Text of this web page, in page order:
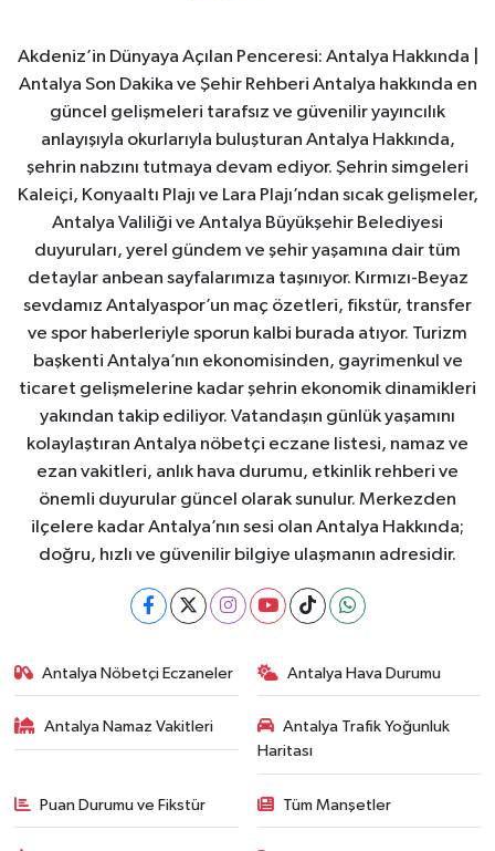
Akdeniz’in Dünyaya Açılan Penceresi: Antalya Hakkında |
Antalya Son Dakika ve Şehir Rehberi Antalya hakkında en
güncel gelişmeleri tarafsız ve güvenilir yayıncılık
anlayışıyla okurlarıyla buluşturan Antalya Hakkında,
şehrin nabzını tutmaya devam ediyor. Şehrin simgeleri
Kaleiçi, Konyaaltı Plajı ve Lara Plajı’ndan sıcak gelişmeler,
Antalya Valiliği ve Antalya Büyükşehir Belediyesi
duyuruları, yerel gündem ve şehir yaşamına dair tüm
detaylar anbean sayfalarımıza taşınıyor. Kırmızı-Beyaz
sevdamız Antalyaspor’un maç özetleri, fikstür, transfer
ve spor haberleriyle sporun kalbi burada atıyor. Turizm
başkenti Antalya’nın ekonomisinden, gayrimenkul ve
ticaret gelişmelerine kadar şehrin ekonomik dinamikleri
yakından takip ediliyor. Vatandaşın günlük yaşamını
kolaylaştıran Antalya nöbetçi eczane listesi, namaz ve
ezan vakitleri, anlık hava durumu, etkinlik rehberi ve
önemli duyurular güncel olarak sunulur. Merkezden
ilçelere kadar Antalya’nın sesi olan Antalya Hakkında;
doğru, hızlı ve güvenilir bilgiye ulaşmanın adresidir.
Antalya Nöbetçi Eczaneler Antalya Hava Durumu
Antalya Namaz Vakitleri
Antalya Trafik Yoğunluk
Haritası
Puan Durumu ve Fikstür Tüm Manşetler